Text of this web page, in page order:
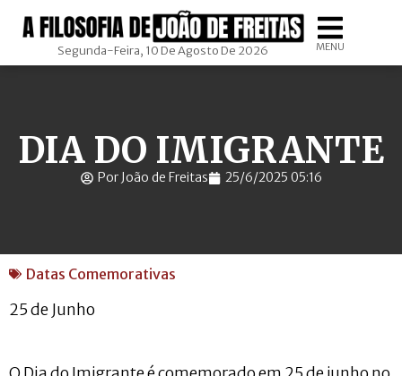
Segunda-Feira, 10 De Agosto De 2026 MENU
DIA DO IMIGRANTE
Por João de Freitas 25/6/2025 05:16
Datas Comemorativas
25 de Junho